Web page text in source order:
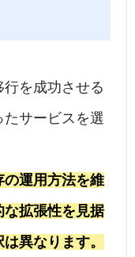
を成功させる
サービスを選
の運用方法を維
拡張性を見据
異なります。